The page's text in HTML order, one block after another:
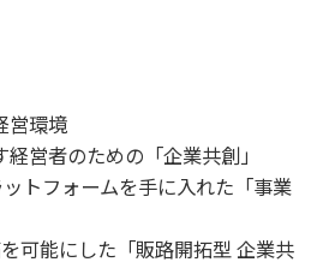
営環境
営者のための「企業共創」
トフォームを手に入れた「事業
可能にした「販路開拓型 企業共